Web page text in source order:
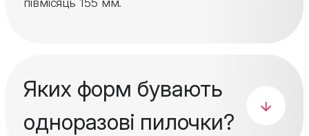
півмісяць 155 мм.
Яких форм бувають
одноразові пилочки?